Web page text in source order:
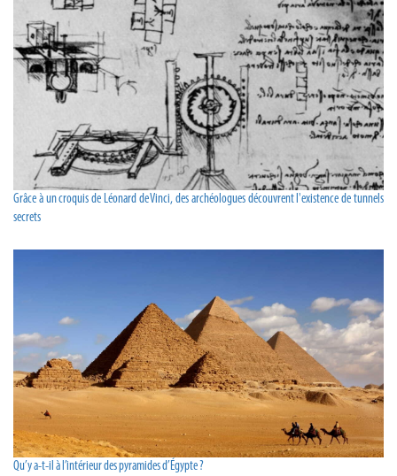
Grâce à un croquis de Léonard de Vinci, des archéologues découvrent l'existence de tunnels
secrets
Qu’y a-t-il à l’intérieur des pyramides d’Égypte ?